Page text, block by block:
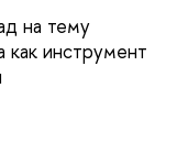
на тему
как инструмент